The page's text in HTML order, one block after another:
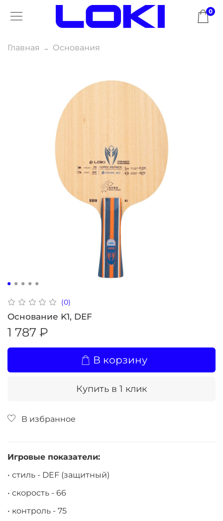
0
Главная Основания
(0)
Основание K1, DEF
1 787 ₽
В корзину
Купить в 1 клик
В избранное
Игровые показатели:
• стиль - DEF (защитный)
• скорость - 66
• контроль - 75